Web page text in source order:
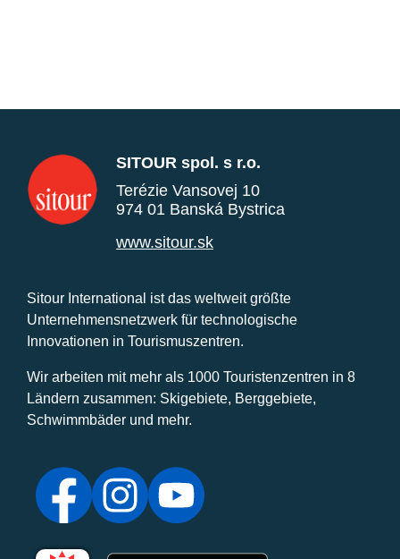
SITOUR spol. s r.o.
Terézie Vansovej 10
974 01 Banská Bystrica
www.sitour.sk
Sitour International ist das weltweit größte
Unternehmensnetzwerk für technologische
Innovationen in Tourismuszentren.
Wir arbeiten mit mehr als 1000 Touristenzentren in 8
Ländern zusammen: Skigebiete, Berggebiete,
Schwimmbäder und mehr.